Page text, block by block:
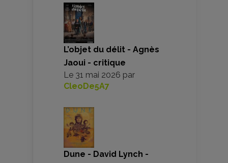
L’objet du délit - Agnès
Jaoui - critique
Le 31 mai 2026 par
CleoDe5A7
Dune - David Lynch -